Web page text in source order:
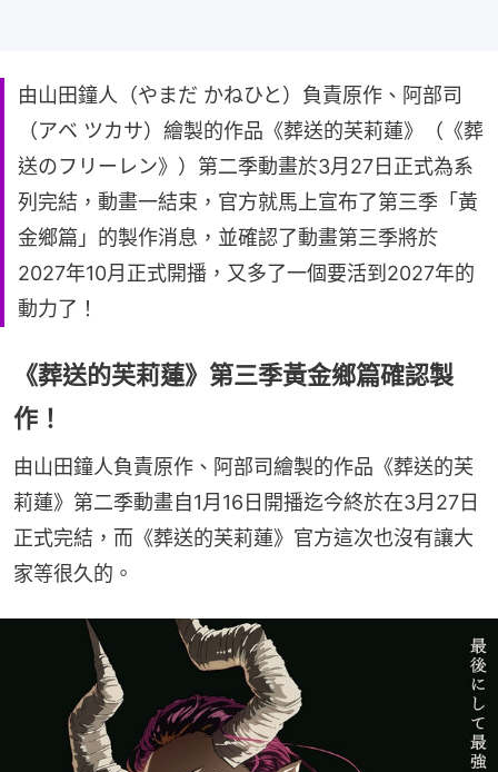
由山田鐘人（やまだ かねひと）負責原作、阿部司
（アベ ツカサ）繪製的作品《葬送的芙莉蓮》（《葬
送のフリーレン》）第二季動畫於3月27日正式為系
列完結，動畫一結束，官方就馬上宣布了第三季「黃
金鄉篇」的製作消息，並確認了動畫第三季將於
2027年10月正式開播，又多了一個要活到2027年的
動力了！
《葬送的芙莉蓮》第三季黃金鄉篇確認製
作！
由山田鐘人負責原作、阿部司繪製的作品《葬送的芙
莉蓮》第二季動畫自1月16日開播迄今終於在3月27日
正式完結，而《葬送的芙莉蓮》官方這次也沒有讓大
家等很久的。